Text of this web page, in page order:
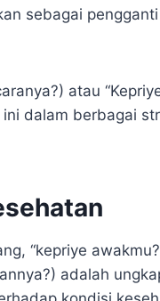
sebagai pengganti
atau
dalam berbagai
“kepriye
adalah